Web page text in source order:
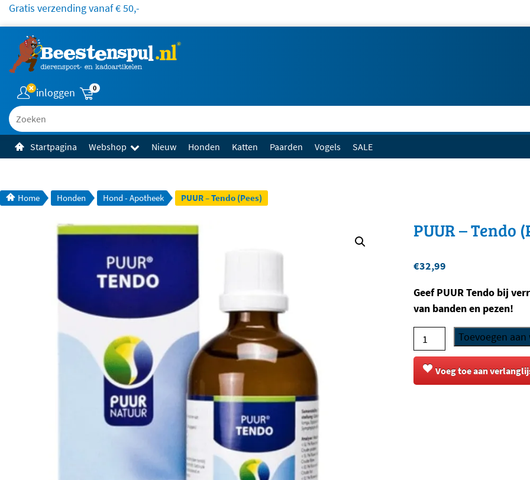
Gratis verzending vanaf € 50,-
inloggen 0
Zoeken
Startpagina Webshop Nieuw Honden Katten Paarden Vogels SALE
Home Honden Hond - Apotheek PUUR – Tendo (Pees)
PUUR – Tendo
€32,99
Geef PUUR Tendo bij
van banden en pezen!
PUUR
-
Tendo
(Pees)
Toevoegen
Voeg toe aan